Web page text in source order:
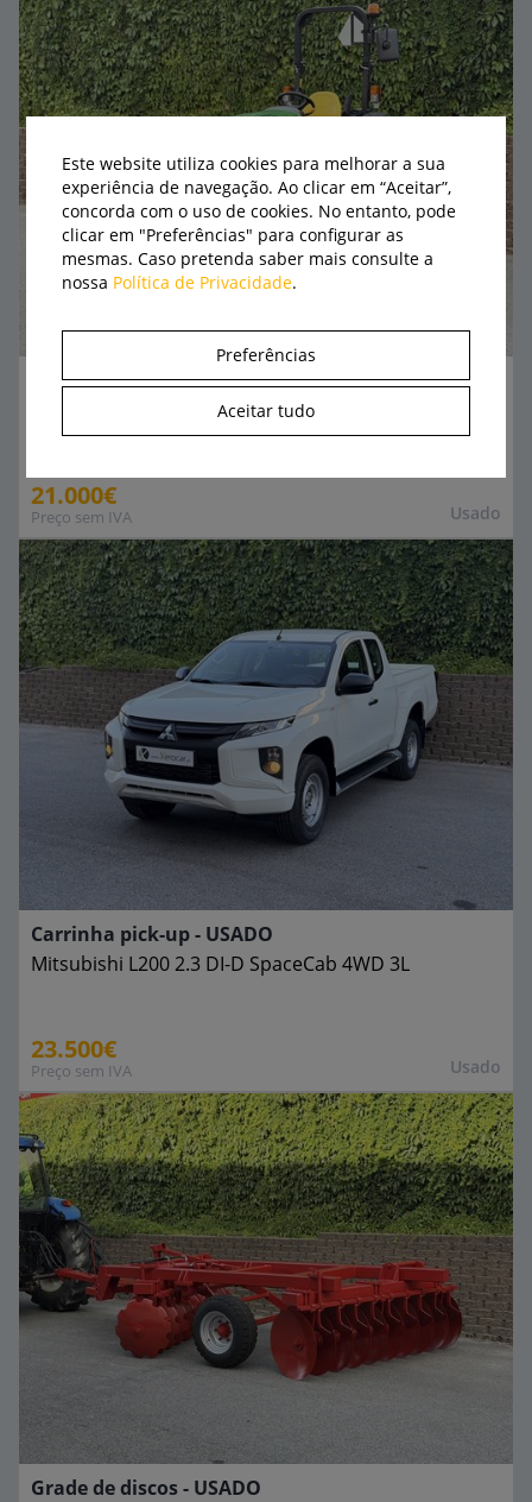
Usado
Trator especializado - USADO
4049 M 4RM
21.000€
Preço sem IVA
Usado
Carrinha pick-up - USADO
Mitsubishi L200 2.3 DI-D SpaceCab 4WD 3L
23.500€
Preço sem IVA
Grade de discos - USADO
Este website utiliza cookies para melhorar a sua
experiência de navegação. Ao clicar em “Aceitar”,
concorda com o uso de cookies. No entanto, pode
clicar em "Preferências" para configurar as
mesmas. Caso pretenda saber mais consulte a
nossa Política de Privacidade.
Preferências
Aceitar tudo